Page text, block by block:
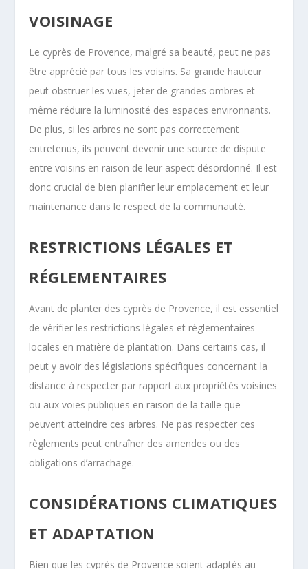
VOISINAGE
Le cyprès de Provence, malgré sa beauté, peut ne pas
être apprécié par tous les voisins. Sa grande hauteur
peut obstruer les vues, jeter de grandes ombres et
même réduire la luminosité des espaces environnants.
De plus, si les arbres ne sont pas correctement
entretenus, ils peuvent devenir une source de dispute
entre voisins en raison de leur aspect désordonné. Il est
donc crucial de bien planifier leur emplacement et leur
maintenance dans le respect de la communauté.
RESTRICTIONS LÉGALES ET
RÉGLEMENTAIRES
Avant de planter des cyprès de Provence, il est essentiel
de vérifier les restrictions légales et réglementaires
locales en matière de plantation. Dans certains cas, il
peut y avoir des législations spécifiques concernant la
distance à respecter par rapport aux propriétés voisines
ou aux voies publiques en raison de la taille que
peuvent atteindre ces arbres. Ne pas respecter ces
règlements peut entraîner des amendes ou des
obligations d’arrachage.
CONSIDÉRATIONS CLIMATIQUES
ET ADAPTATION
Bien que les cyprès de Provence soient adaptés au